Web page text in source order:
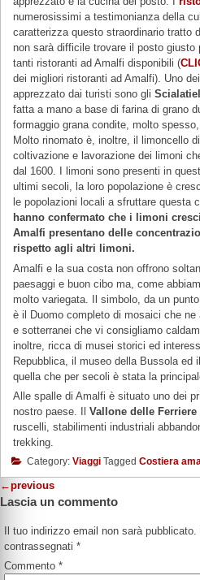
numerosissimi a testimonianza della
caratterizza questo straordinario tratto
non sarà difficile trovare il posto
tanti ristoranti ad Amalfi disponibili (
dei migliori ristoranti ad Amalfi). Uno
apprezzato dai turisti sono gli
fatta a mano a base di farina di grano
formaggio grana condite, molto
Molto rinomato è, inoltre, il limoncello
coltivazione e lavorazione dei limoni
dal 1600. I limoni sono presenti in
ultimi secoli, la loro popolazione è
le popolazioni locali a sfruttare questa
hanno confermato che i limoni
Amalfi presentano delle
rispetto agli altri limoni.
Amalfi e la sua costa non offrono
paesaggi e buon cibo ma, come
molto variegata. Il simbolo, da un
è il Duomo completo di mosaici che
e sotterranei che vi consigliamo
inoltre, ricca di musei storici ed
Repubblica, il museo della Bussola ed
quella che per secoli è stata la
Alle spalle di Amalfi è situato uno dei
nostro paese. IlVallone delle Ferriere
ruscelli, stabilimenti industriali
trekking.
Category: Viaggi Tagged Costiera
←previous
Lascia un commento
Il tuo indirizzo email non sarà pubblicato.
contrassegnati*
Commento*